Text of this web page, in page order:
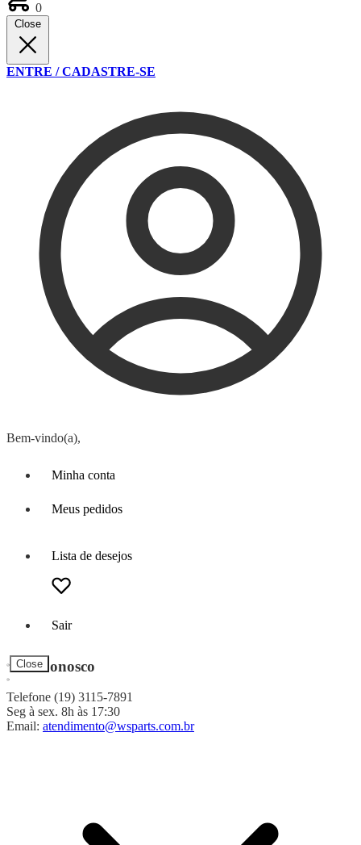
0
Close
ENTRE / CADASTRE-SE
Bem-vindo(a),
Minha conta
Meus pedidos
Lista de desejos
Sair
Close
Fale Conosco
Telefone (19) 3115-7891
Seg à sex. 8h às 17:30
Email: atendimento@wsparts.com.br